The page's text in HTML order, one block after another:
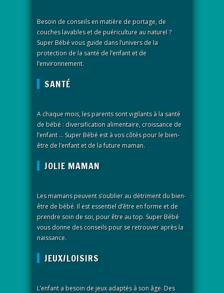
Besoin de conseils en matière de portage, de
couches lavables et de puériculture au naturel ?
Super Bébé vous guide dans l’univers de la
protection de la santé de l’enfant et de
l’environnement.
SANTÉ
A chaque mois, les parents sont vigilants à la santé
de bébé : diversification alimentaire, croissance de
l’enfant … Super Bébé est à vos côtés pour le bien-
être de l’enfant et de la future maman.
JOLIE MAMAN
Les mamans peuvent s’oublier au détriment du bien-
être de bébé. Il est essentiel d’être en forme et de
prendre soin de soi, pour être au top. Super Bébé
vous donne des conseils pour se retrouver après la
naissance.
JEUX/LOISIRS
L’enfant a besoin de jeux adaptés à son âge. Des